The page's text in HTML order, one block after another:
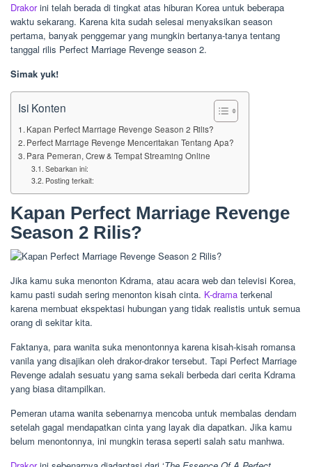
Drakorini telah berada di tingkat atas hiburan Korea untuk beberapa
waktu sekarang. Karena kita sudah selesai menyaksikan season
pertama, banyak penggemar yang mungkin bertanya-tanya tentang
tanggal rilis Perfect Marriage Revenge season 2.
Simak yuk!
Isi Konten
Kapan Perfect Marriage Revenge Season 2 Rilis?
Perfect Marriage Revenge Menceritakan Tentang Apa?
Para Pemeran, Crew & Tempat Streaming Online
Sebarkan ini:
Posting terkait:
Kapan Perfect Marriage Revenge
Season 2 Rilis?
Jika kamu suka menonton Kdrama, atau acara web dan televisi Korea,
kamu pasti sudah sering menonton kisah cinta. K-drama terkenal
karena membuat ekspektasi hubungan yang tidak realistis untuk semua
orang di sekitar kita.
Faktanya, para wanita suka menontonnya karena kisah-kisah romansa
vanila yang disajikan oleh drakor-drakor tersebut. Tapi Perfect Marriage
Revenge adalah sesuatu yang sama sekali berbeda dari cerita Kdrama
yang biasa ditampilkan.
Pemeran utama wanita sebenarnya mencoba untuk membalas dendam
setelah gagal mendapatkan cinta yang layak dia dapatkan. Jika kamu
belum menontonnya, ini mungkin terasa seperti salah satu manhwa.